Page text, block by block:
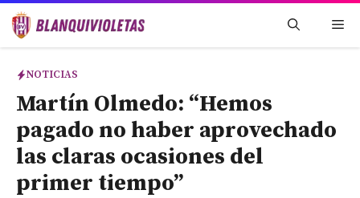
Saltar
NOTICIAS
Martín Olmedo: “Hemos
pagado no haber aprovechado
las claras ocasiones del
primer tiempo”